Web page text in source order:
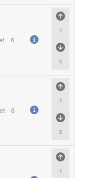
1
5
- 6
1
5
- 6
1